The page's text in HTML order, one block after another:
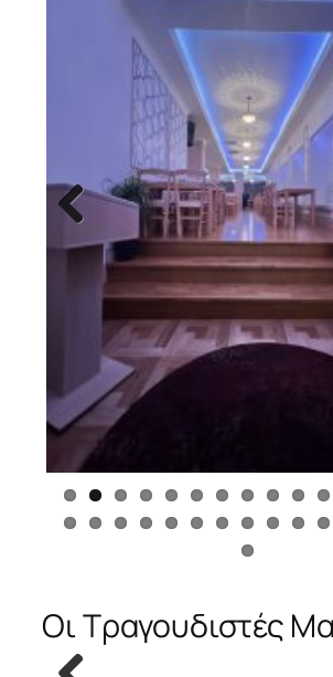
Previous
Οι Τραγουδιστές Μας
Previous